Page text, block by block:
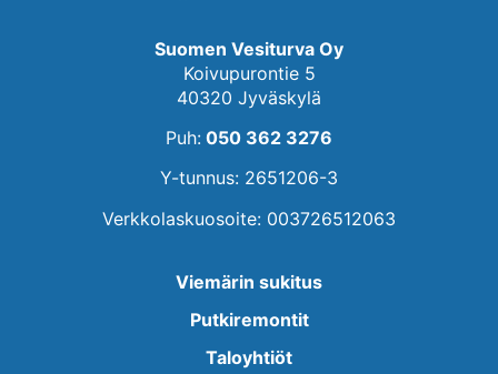
Suomen Vesiturva Oy
Koivupurontie 5
40320 Jyväskylä
Puh: 050 362 3276
Y-tunnus: 2651206-3
Verkkolaskuosoite: 003726512063
Viemärin sukitus
Putkiremontit
Taloyhtiöt